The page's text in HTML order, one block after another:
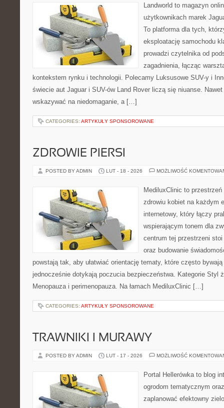
Landworld to magazyn
użytkownikach marek
To platforma dla tych,
eksploatację samochodu
prowadzi czytelnika od
zagadnienia, łącząc
kontekstem rynku i technologii. Polecamy Luksusowe SUV-y i
świecie aut Jaguar i SUV-ów Land Rover liczą się niuanse.
wskazywać na niedomaganie, a […]
CATEGORIES: ARTYKUŁY SPONSOROWANE
ZDROWIE PIERSI
POSTED BY ADMIN LUT - 18 - 2026 MOŻLIWOŚĆ
MediluxClinic to
zdrowiu kobiet na każdym
internetowy, który łączy
wspierającym tonem dla
centrum tej przestrzeni
oraz budowanie
powstają tak, aby ułatwiać orientację tematy, które często bywają
jednocześnie dotykają poczucia bezpieczeństwa. Kategorie Styl
Menopauza i perimenopauza. Na łamach MediluxClinic […]
CATEGORIES: ARTYKUŁY SPONSOROWANE
TRAWNIKI I MURAWY
POSTED BY ADMIN LUT - 17 - 2026 MOŻLIWOŚĆ
Portal Hellerówka to blog
ogrodom tematycznym
zaplanować efektowny